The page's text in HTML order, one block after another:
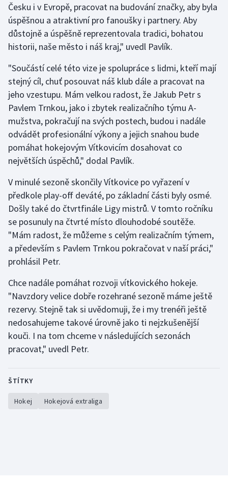
Lezení
Lyže a snowboard
Moderní pětiboj
Motorsport
Olympijské hry
Parasport
Plavání
Plážový volejbal
Ragby
Rychlobruslení
Rychlostní kanoistika
Short track
Sportovní střelba
Stolní tenis
Česku i v Evropě, pracovat na budování značky, aby byla
úspěšnou a atraktivní pro fanoušky i partnery. Aby
důstojně a úspěšně reprezentovala tradici, bohatou
historii, naše město i náš kraj," uvedl Pavlík.
"Součástí celé této vize je spolupráce s lidmi, kteří mají
stejný cíl, chuť posouvat náš klub dále a pracovat na
jeho vzestupu. Mám velkou radost, že Jakub Petr s
Pavlem Trnkou, jako i zbytek realizačního týmu A-
mužstva, pokračují na svých postech, budou i nadále
odvádět profesionální výkony a jejich snahou bude
pomáhat hokejovým Vítkovicím dosahovat co
největších úspěchů," dodal Pavlík.
V minulé sezoně skončily Vítkovice po vyřazení v
předkole play-off deváté, po základní části byly osmé.
Došly také do čtvrtfinále Ligy mistrů. V tomto ročníku
se posunuly na čtvrté místo dlouhodobé soutěže.
"Mám radost, že můžeme s celým realizačním týmem,
a především s Pavlem Trnkou pokračovat v naší práci,"
prohlásil Petr.
Chce nadále pomáhat rozvoji vítkovického hokeje.
"Navzdory velice dobře rozehrané sezoně máme ještě
rezervy. Stejně tak si uvědomuji, že i my trenéři ještě
nedosahujeme takové úrovně jako ti nejzkušenější
kouči. I na tom chceme v následujících sezonách
pracovat," uvedl Petr.
ŠTÍTKY
Hokej Hokejová extraliga